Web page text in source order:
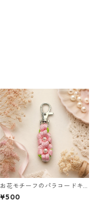
お花モチーフのパラコードキ
ーホルダー ピンク×ライトグリ
ーン ハンドメイド 国産 本革
¥500